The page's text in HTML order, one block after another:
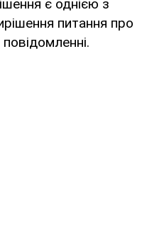
є однією з
питання про